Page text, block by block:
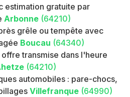
estimation gratuite par
Arbonne (64210)
grêle ou tempête avec
Boucau (64340)
transmise dans l'heure
(64210)
automobiles : pare-chocs,
Villefranque (64990)